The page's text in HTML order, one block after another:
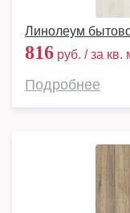
Линолеум
816 руб. / за кв.
Подробнее